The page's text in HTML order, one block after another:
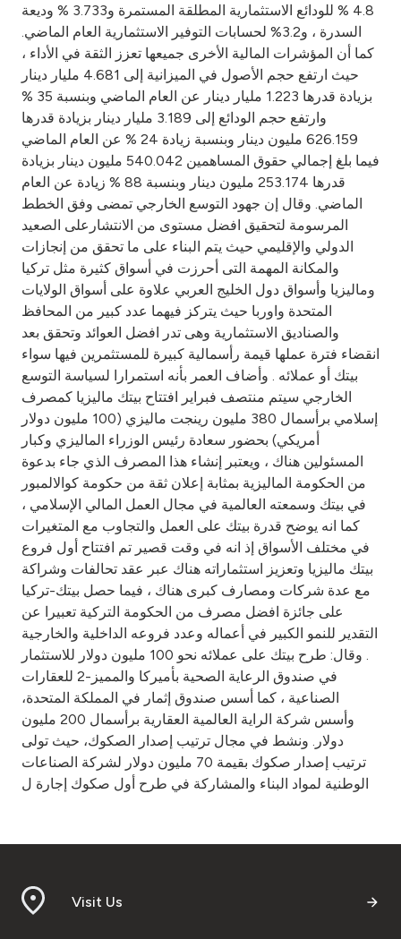
4.8 % للودائع الاستثمارية المطلقة المستمرة و3.733 % وديعة
السدرة ، و3.2% لحسابات التوفير الاستثمارية العام الماضي.
كما أن المؤشرات المالية الأخرى جميعها تعزز الثقة في الأداء ،
حيث ارتفع حجم الأصول في الميزانية إلى 4.681 مليار دينار
بزيادة قدرها 1.223 مليار دينار عن العام الماضي وبنسبة 35 %
وارتفع حجم الودائع إلى 3.189 مليار دينار بزيادة قدرها
626.159 مليون دينار وبنسبة زيادة 24 % عن العام الماضي
فيما بلغ إجمالي حقوق المساهمين 540.042 مليون دينار بزيادة
قدرها 253.174 مليون دينار وبنسبة 88 % زيادة عن العام
الماضي. وقال إن جهود التوسع الخارجي تمضى وفق الخطط
المرسومة لتحقيق افضل مستوى من الانتشارعلى الصعيد
الدولي والإقليمي حيث يتم البناء على ما تحقق من إنجازات
والمكانة المهمة التى أحرزت في أسواق كثيرة مثل تركيا
وماليزيا وأسواق دول الخليج العربي علاوة على أسواق الولايات
المتحدة واوربا حيث يتركز فيهما عدد كبير من المحافظ
والصناديق الاستثمارية وهى تدر افضل العوائد وتحقق بعد
انقضاء فترة عملها قيمة رأسمالية كبيرة للمستثمرين فيها سواء
بيتك أو عملائه . وأضاف العمر بأنه استمرارا لسياسة التوسع
الخارجي سيتم منتصف فبراير افتتاح بيتك ماليزيا كمصرف
إسلامي برأسمال 380 مليون رينجت ماليزي (100 مليون دولار
أمريكي) بحضور سعادة رئيس الوزراء الماليزي وكبار
المسئولين هناك ، ويعتبر إنشاء هذا المصرف الذي جاء بدعوة
من الحكومة الماليزية بمثابة إعلان ثقة من حكومة كوالالمبور
في بيتك وسمعته العالمية في مجال العمل المالي الإسلامي ،
كما انه يوضح قدرة بيتك على العمل والتجاوب مع المتغيرات
في مختلف الأسواق إذ انه في وقت قصير تم افتتاح أول فروع
بيتك ماليزيا وتعزيز استثماراته هناك عبر عقد تحالفات وشراكة
مع عدة شركات ومصارف كبرى هناك ، فيما حصل بيتك-تركيا
على جائزة افضل مصرف من الحكومة التركية تعبيرا عن
التقدير للنمو الكبير في أعماله وعدد فروعه الداخلية والخارجية
. وقال: طرح بيتك على عملائه نحو 100 مليون دولار للاستثمار
في صندوق الرعاية الصحية بأميركا والمميز-2 للعقارات
الصناعية ، كما أسس صندوق إثمار في المملكة المتحدة،
وأسس شركة الراية العالمية العقارية برأسمال 200 مليون
دولار. ونشط في مجال ترتيب إصدار الصكوك، حيث تولى
ترتيب إصدار صكوك بقيمة 70 مليون دولار لشركة الصناعات
الوطنية لمواد البناء والمشاركة في طرح أول صكوك إجارة ل
Visit Us